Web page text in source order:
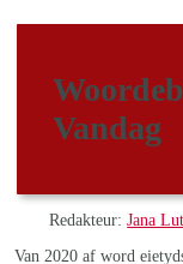
Vandag
Redakteur:Jana
Van 2020 af word